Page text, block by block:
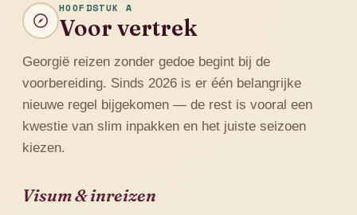
HOOFDSTUK A
Voor vertrek
Georgië reizen zonder gedoe begint bij de
voorbereiding. Sinds 2026 is er één belangrijke
nieuwe regel bijgekomen — de rest is vooral een
kwestie van slim inpakken en het juiste seizoen
kiezen.
Visum & inreizen